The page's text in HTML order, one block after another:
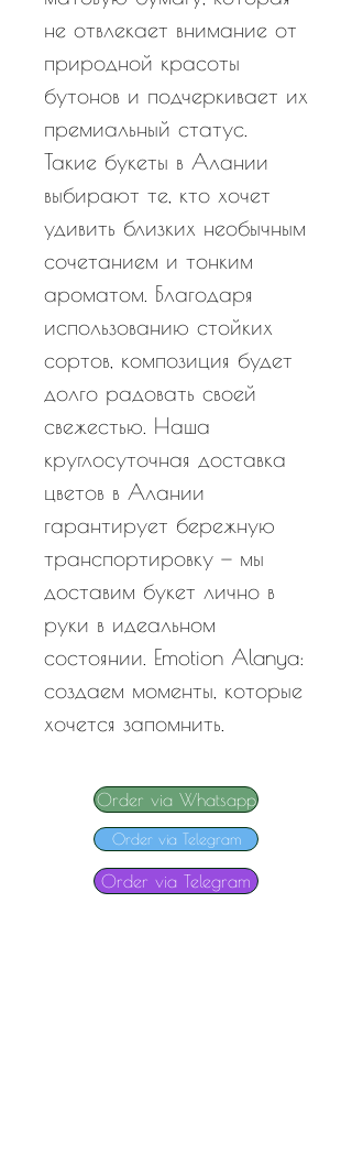
не отвлекает внимание от
природной красоты
бутонов и подчеркивает их
премиальный статус.
Такие букеты в Алании
выбирают те, кто хочет
удивить близких необычным
сочетанием и тонким
ароматом. Благодаря
использованию стойких
сортов, композиция будет
долго радовать своей
свежестью. Наша
круглосуточная доставка
цветов в Алании
гарантирует бережную
транспортировку — мы
доставим букет лично в
руки в идеальном
состоянии. Emotion Alanya:
создаем моменты, которые
хочется запомнить.
Order via Whatsapp
Order via Telegram
Order via Telegram